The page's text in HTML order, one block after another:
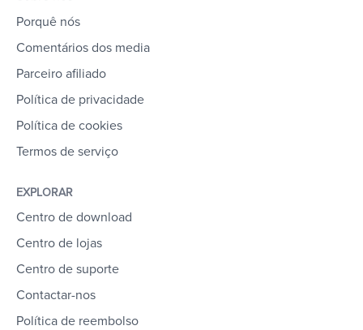
Porquê nós
Comentários dos media
Parceiro afiliado
Política de privacidade
Política de cookies
Termos de serviço
EXPLORAR
Centro de download
Centro de lojas
Centro de suporte
Contactar-nos
Política de reembolso